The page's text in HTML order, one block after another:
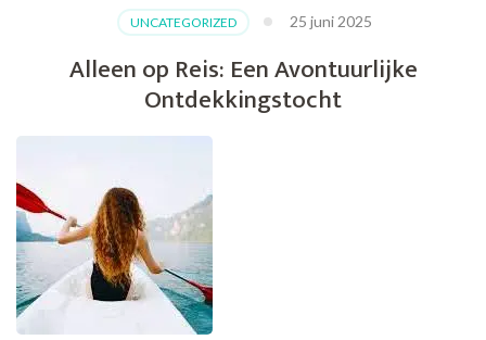
Griekse
UNCATEGORIZED 25 juni 2025
Alleen op Reis: Een Avontuurlijke
Ontdekkingstocht